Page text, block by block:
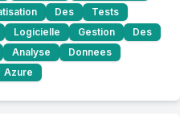
Des
Tests
Logicielle Gestion
Des
Analyse
Donnees
Azure